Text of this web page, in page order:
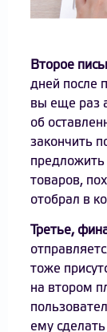
Второе
дней после
вы еще раз
об
закончить
предложить
товаров,
отобрал в
Третье,
тоже
на втором
ему